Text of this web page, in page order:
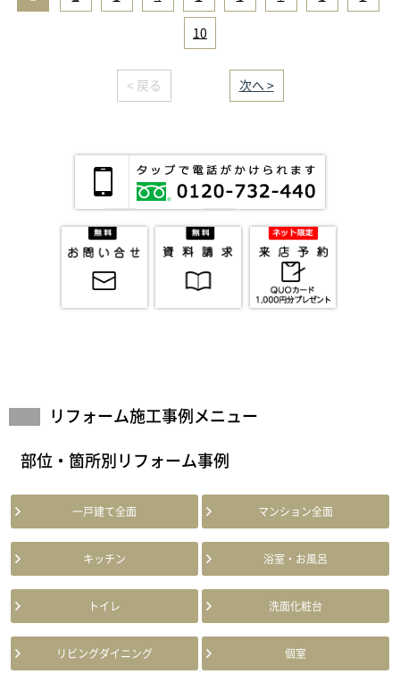
10
< 戻る 次へ >
リフォーム施工事例メニュー
部位・箇所別リフォーム事例
一戸建て全面 マンション全面
キッチン 浴室・お風呂
トイレ 洗面化粧台
リビングダイニング 個室